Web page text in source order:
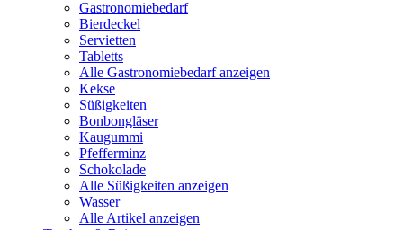
Gastronomiebedarf
Bierdeckel
Servietten
Tabletts
Alle Gastronomiebedarf anzeigen
Kekse
Süßigkeiten
Bonbongläser
Kaugummi
Pfefferminz
Schokolade
Alle Süßigkeiten anzeigen
Wasser
Alle Artikel anzeigen